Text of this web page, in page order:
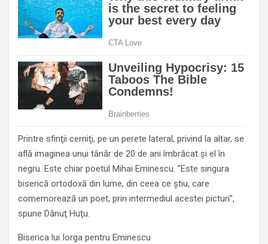
Printre sfinţii cerniţi, pe un perete lateral, privind la altar, se
află imaginea unui tânăr de 20 de ani îmbrăcat şi el în
negru. Este chiar poetul Mihai Eminescu. ”Este singura
biserică ortodoxă din lume, din ceea ce ştiu, care
comemorează un poet, prin intermediul acestei picturi”,
spune Dănuţ Huţu.
Biserica lui Iorga pentru Eminescu